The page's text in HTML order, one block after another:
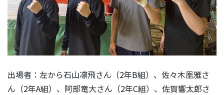
出場者：左から石山凛飛さん（2年B組）、佐々木凰雅さ
ん（2年A組）、阿部竜大さん（2年C組）、佐賀響太郎さ